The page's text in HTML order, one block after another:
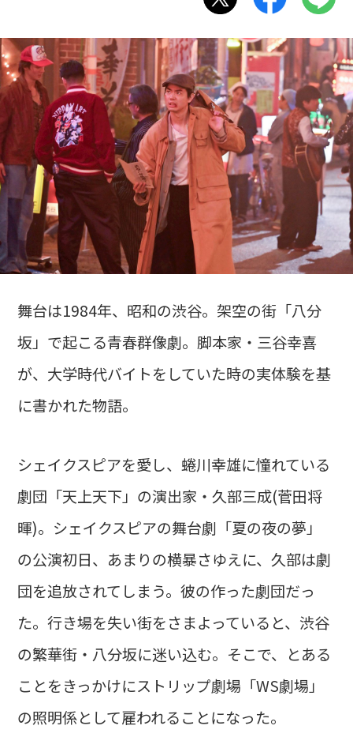
舞台は1984年、昭和の渋谷。架空の街「八分
坂」で起こる青春群像劇。脚本家・三谷幸喜
が、大学時代バイトをしていた時の実体験を基
に書かれた物語。
シェイクスピアを愛し、蜷川幸雄に憧れている
劇団「天上天下」の演出家・久部三成(菅田将
暉)。シェイクスピアの舞台劇「夏の夜の夢」
の公演初日、あまりの横暴さゆえに、久部は劇
団を追放されてしまう。彼の作った劇団だっ
た。行き場を失い街をさまよっていると、渋谷
の繁華街・八分坂に迷い込む。そこで、とある
ことをきっかけにストリップ劇場「WS劇場」
の照明係として雇われることになった。